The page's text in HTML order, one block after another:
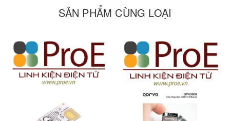
SẢN PHẨM CÙNG LOẠI